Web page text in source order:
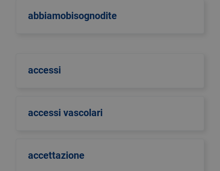
abbiamobisognodite
accessi
accessi vascolari
accettazione